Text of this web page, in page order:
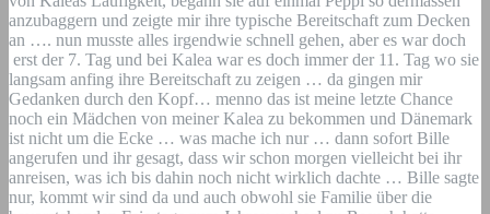
anzubaggern und zeigte mir ihre typische Bereitschaft zum Decken
an …. nun musste alles irgendwie schnell gehen, aber es war doch
erst der 7. Tag und bei Kalea war es doch immer der 11. Tag wo sie
langsam anfing ihre Bereitschaft zu zeigen … da gingen mir
Gedanken durch den Kopf… menno das ist meine letzte Chance
noch ein Mädchen von meiner Kalea zu bekommen und Dänemark
ist nicht um die Ecke … was mache ich nur … dann sofort Bille
angerufen und ihr gesagt, dass wir schon morgen vielleicht bei ihr
anreisen, was ich bis dahin noch nicht wirklich dachte … Bille sagte
nur, kommt wir sind da und auch obwohl sie Familie über die